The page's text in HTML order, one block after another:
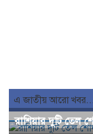
এ জাতীয় আরো খবর...
রাশিয়ার দুটি তেল